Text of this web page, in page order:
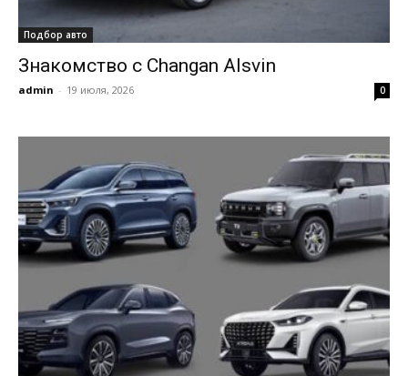
Подбор авто
Знакомство с Changan Alsvin
admin - 19 июля, 2026 0